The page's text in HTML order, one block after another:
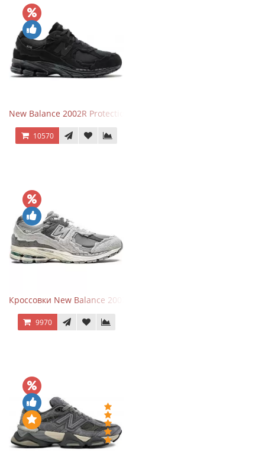
New Balance 2002R Protection Phantom Black
10570
Кроссовки New Balance 2002R Protection Pack Grey
9970